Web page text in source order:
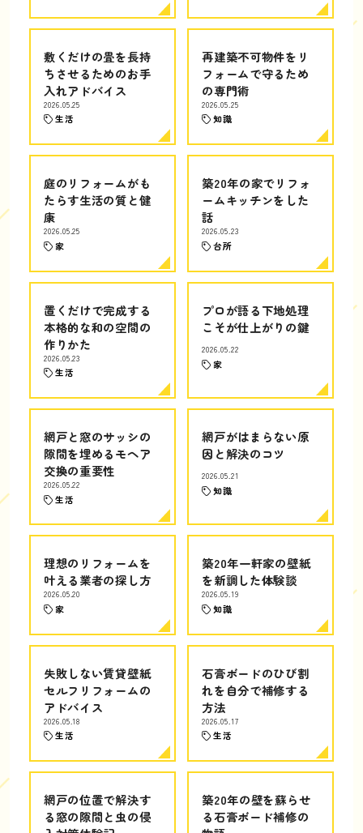
敷くだけの畳を長持
ちさせるためのお手
入れアドバイス
2026.05.25
生活
再建築不可物件をリ
フォームで守るため
の専門術
2026.05.25
知識
庭のリフォームがも
たらす生活の質と健
康
2026.05.25
家
築20年の家でリフォ
ームキッチンをした
話
2026.05.23
台所
置くだけで完成する
本格的な和の空間の
作りかた
2026.05.23
生活
プロが語る下地処理
こそが仕上がりの鍵
2026.05.22
家
網戸と窓のサッシの
隙間を埋めるモヘア
交換の重要性
2026.05.22
生活
網戸がはまらない原
因と解決のコツ
2026.05.21
知識
理想のリフォームを
叶える業者の探し方
2026.05.20
家
築20年一軒家の壁紙
を新調した体験談
2026.05.19
知識
失敗しない賃貸壁紙
セルフリフォームの
アドバイス
2026.05.18
生活
石膏ボードのひび割
れを自分で補修する
方法
2026.05.17
生活
網戸の位置で解決す
る窓の隙間と虫の侵
築20年の壁を蘇らせ
る石膏ボード補修の